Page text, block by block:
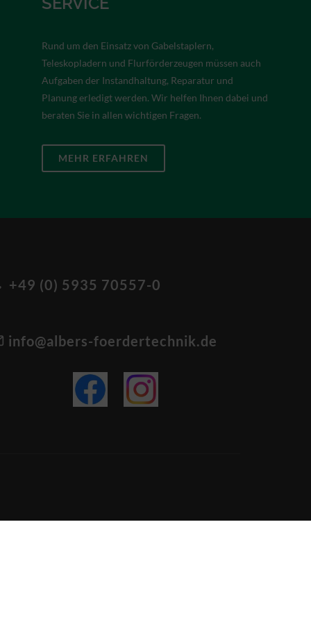
Rund um den Einsatz von Gabelstaplern,
Teleskopladern und Flurförderzeugen müssen auch
Aufgaben der Instandhaltung, Reparatur und
Planung erledigt werden. Wir helfen Ihnen dabei und
beraten Sie in allen wichtigen Fragen.
MEHR ERFAHREN
+49 (0) 5935 70557-0
info@albers-foerdertechnik.de